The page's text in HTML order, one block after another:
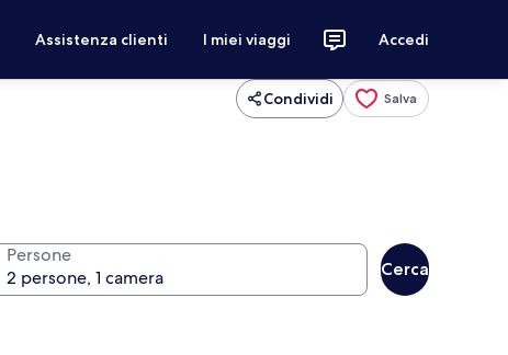
Assistenza clienti I miei viaggi Accedi
Condividi Salva
Persone
Cerca